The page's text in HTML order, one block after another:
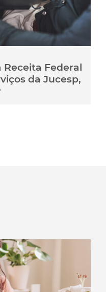
Federal
da Jucesp,